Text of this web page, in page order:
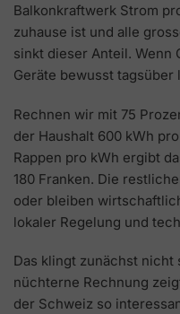
Balkonkraftwerk Strom
zuhause ist und alle
sinkt dieser Anteil. Wenn
Geräte bewusst
Rechnen wir mit 75
der Haushalt 600 kWh
Rappen pro kWh ergibt
180 Franken. Die
oder bleiben
lokaler Regelung und
Das klingt zunächst nicht
nüchterne Rechnung
der Schweiz so